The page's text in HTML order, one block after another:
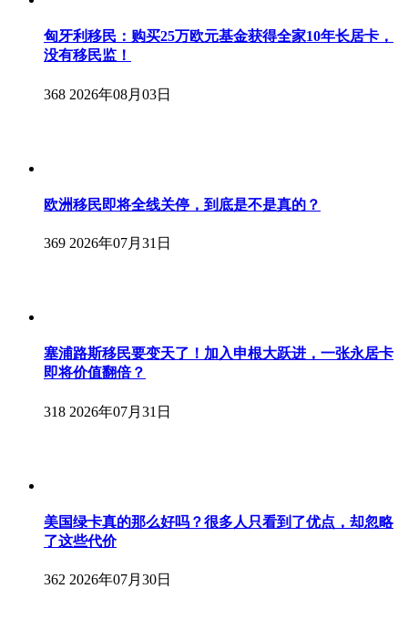
匈牙利移民：购买25万欧元基金获得全家10年长居卡，
没有移民监！
368 2026年08月03日
欧洲移民即将全线关停，到底是不是真的？
369 2026年07月31日
塞浦路斯移民要变天了！加入申根大跃进，一张永居卡
即将价值翻倍？
318 2026年07月31日
美国绿卡真的那么好吗？很多人只看到了优点，却忽略
了这些代价
362 2026年07月30日